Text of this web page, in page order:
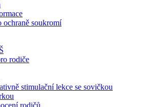
ochraně soukromí
rodiče
stimulační lekce se sovičkou
rodičů